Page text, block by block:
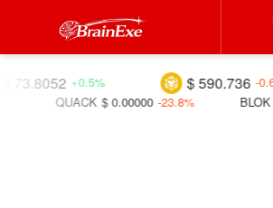
$ 590.736 -0.6%
BLOK $ 0.00000 +16.6%
-23.8%